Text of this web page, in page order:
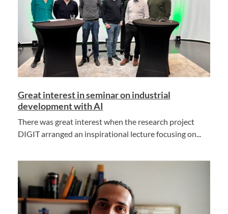
Great interest in seminar on industrial
development with AI
There was great interest when the research project
DIGIT arranged an inspirational lecture focusing on...